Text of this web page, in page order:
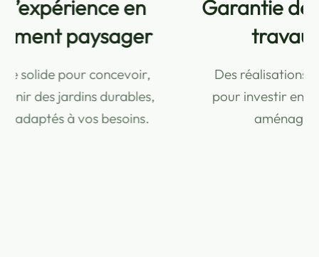
Garantie décennale pour vos
travaux extérieurs
Des réalisations couvertes et sécurisées,
pour investir en toute confiance dans vos
aménagements extérieurs.